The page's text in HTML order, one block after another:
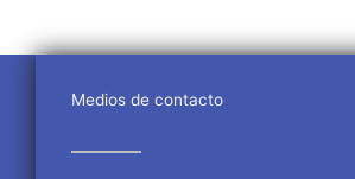
Medios de contacto